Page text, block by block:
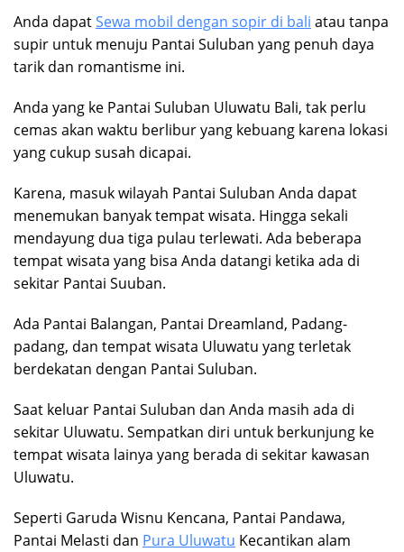
Anda dapatSewa mobil dengan sopir di bali atau tanpa
supir untuk menuju Pantai Suluban yang penuh daya
tarik dan romantisme ini.
Anda yang ke Pantai Suluban Uluwatu Bali, tak perlu
cemas akan waktu berlibur yang kebuang karena lokasi
yang cukup susah dicapai.
Karena, masuk wilayah Pantai Suluban Anda dapat
menemukan banyak tempat wisata. Hingga sekali
mendayung dua tiga pulau terlewati. Ada beberapa
tempat wisata yang bisa Anda datangi ketika ada di
sekitar Pantai Suuban.
Ada Pantai Balangan, Pantai Dreamland, Padang-
padang, dan tempat wisata Uluwatu yang terletak
berdekatan dengan Pantai Suluban.
Saat keluar Pantai Suluban dan Anda masih ada di
sekitar Uluwatu. Sempatkan diri untuk berkunjung ke
tempat wisata lainya yang berada di sekitar kawasan
Uluwatu.
Seperti Garuda Wisnu Kencana, Pantai Pandawa,
Pantai Melasti dan Pura Uluwatu Kecantikan alam